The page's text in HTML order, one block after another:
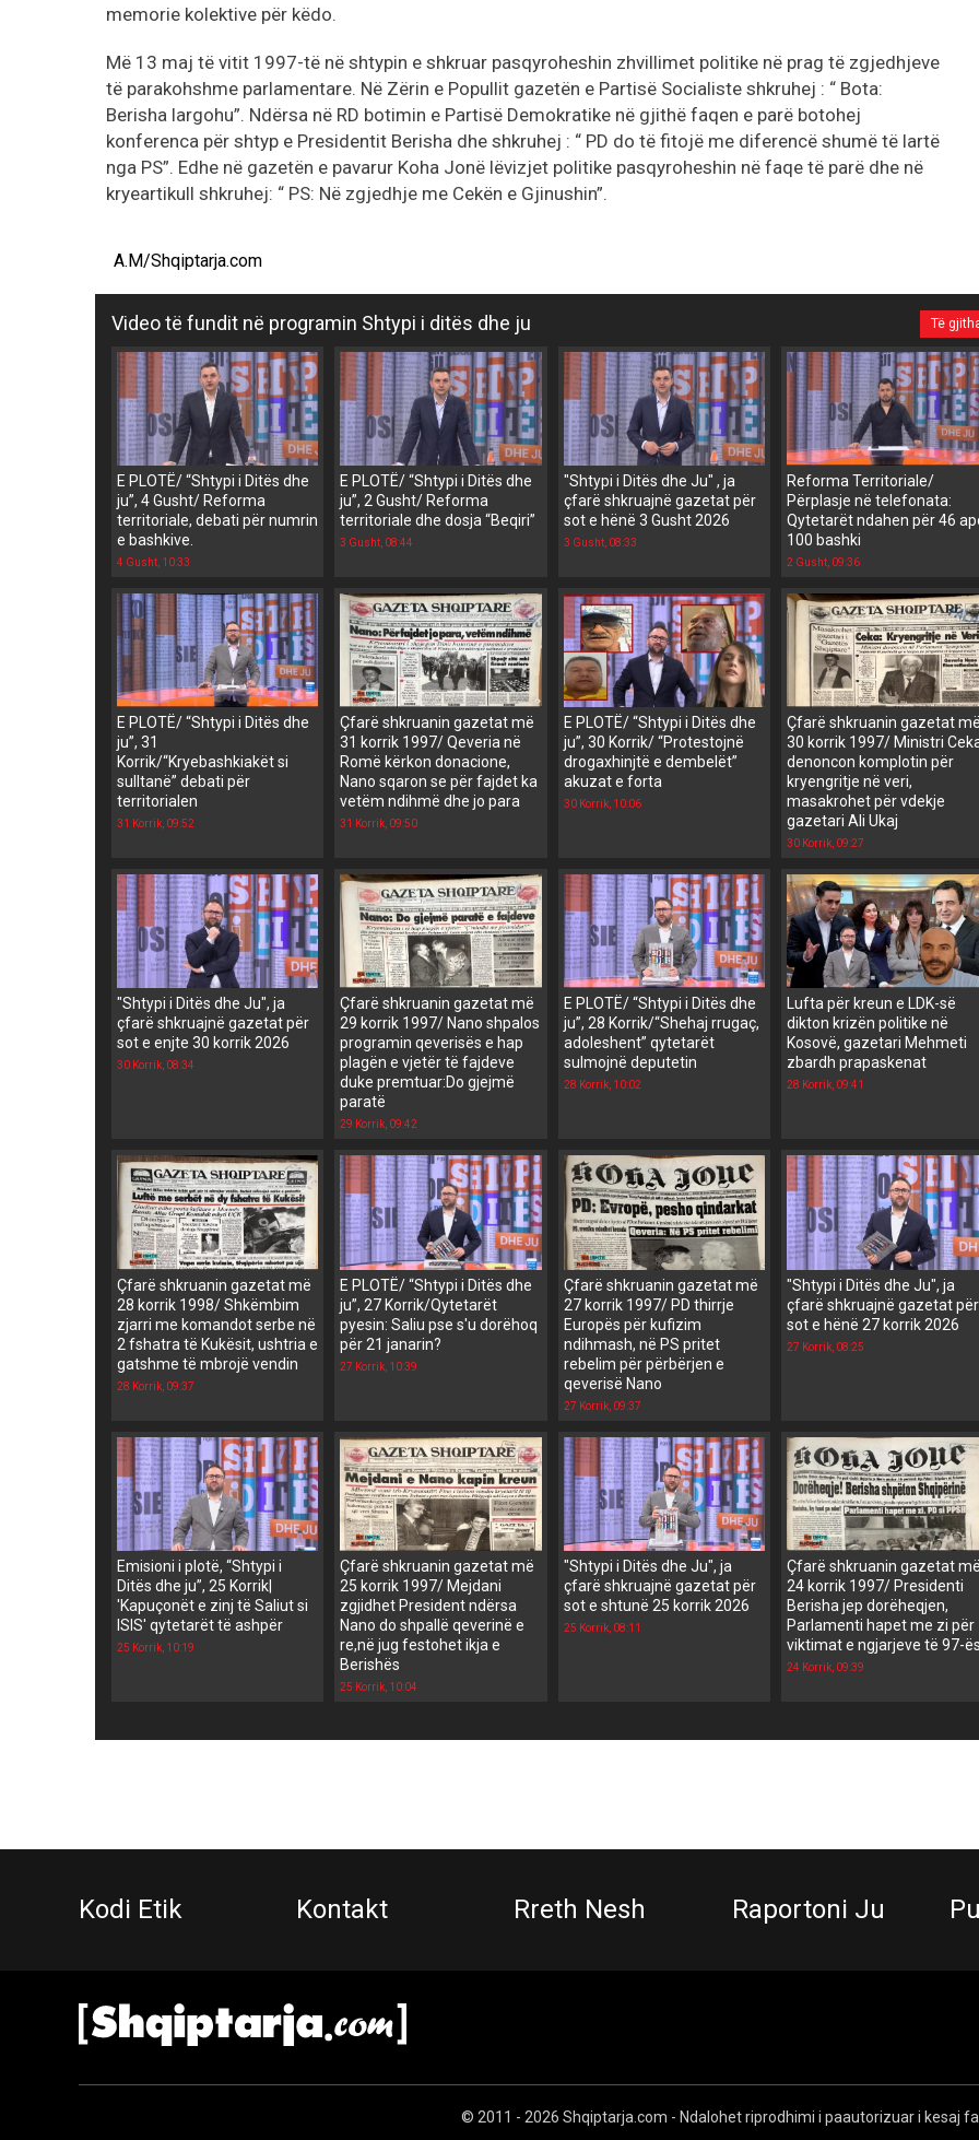
memorie kolektive për këdo.
Më 13 maj të vitit 1997-të në shtypin e shkruar pasqyroheshin zhvillimet politike në prag të zgjedhjeve
të parakohshme parlamentare. Në Zërin e Popullit gazetën e Partisë Socialiste shkruhej : “ Bota:
Berisha largohu”. Ndërsa në RD botimin e Partisë Demokratike në gjithë faqen e parë botohej
konferenca për shtyp e Presidentit Berisha dhe shkruhej : “ PD do të fitojë me diferencë shumë të lartë
nga PS”. Edhe në gazetën e pavarur Koha Jonë lëvizjet politike pasqyroheshin në faqe të parë dhe në
kryeartikull shkruhej: “ PS: Në zgjedhje me Cekën e Gjinushin”.
A.M/Shqiptarja.com
Video të fundit në programin Shtypi i ditës dhe ju Të
E PLOTË/ “Shtypi i Ditës dhe
ju”, 4 Gusht/ Reforma
territoriale, debati për numrin
e bashkive.
4 Gusht, 10:33
E PLOTË/ “Shtypi i Ditës dhe
ju”, 2 Gusht/ Reforma
territoriale dhe dosja “Beqiri”
3 Gusht, 08:44
"Shtypi i Ditës dhe Ju" , ja
çfarë shkruajnë gazetat për
sot e hënë 3 Gusht 2026
3 Gusht, 08:33
Reforma Territoriale/
Përplasje në telefonata:
Qytetarët ndahen për 46
100 bashki
2 Gusht, 09:36
E PLOTË/ “Shtypi i Ditës dhe
ju”, 31
Korrik/“Kryebashkiakët si
sulltanë” debati për
territorialen
31 Korrik, 09:52
Çfarë shkruanin gazetat më
31 korrik 1997/ Qeveria në
Romë kërkon donacione,
Nano sqaron se për fajdet ka
vetëm ndihmë dhe jo para
31 Korrik, 09:50
E PLOTË/ “Shtypi i Ditës dhe
ju”, 30 Korrik/ “Protestojnë
drogaxhinjtë e dembelët”
akuzat e forta
30 Korrik, 10:06
Çfarë shkruanin gazetat
30 korrik 1997/ Ministri
denoncon komplotin për
kryengritje në veri,
masakrohet për vdekje
gazetari Ali Ukaj
30 Korrik, 09:27
"Shtypi i Ditës dhe Ju", ja
çfarë shkruajnë gazetat për
sot e enjte 30 korrik 2026
30 Korrik, 08:34
Çfarë shkruanin gazetat më
29 korrik 1997/ Nano shpalos
programin qeverisës e hap
plagën e vjetër të fajdeve
duke premtuar:Do gjejmë
paratë
29 Korrik, 09:42
E PLOTË/ “Shtypi i Ditës dhe
ju”, 28 Korrik/“Shehaj rrugaç,
adoleshent” qytetarët
sulmojnë deputetin
28 Korrik, 10:02
Lufta për kreun e LDK-së
dikton krizën politike në
Kosovë, gazetari Mehmeti
zbardh prapaskenat
28 Korrik, 09:41
Çfarë shkruanin gazetat më
28 korrik 1998/ Shkëmbim
zjarri me komandot serbe në
2 fshatra të Kukësit, ushtria e
gatshme të mbrojë vendin
28 Korrik, 09:37
E PLOTË/ “Shtypi i Ditës dhe
ju”, 27 Korrik/Qytetarët
pyesin: Saliu pse s'u dorëhoq
për 21 janarin?
27 Korrik, 10:39
Çfarë shkruanin gazetat më
27 korrik 1997/ PD thirrje
Europës për kufizim
ndihmash, në PS pritet
rebelim për përbërjen e
qeverisë Nano
27 Korrik, 09:37
"Shtypi i Ditës dhe Ju", ja
çfarë shkruajnë gazetat për
sot e hënë 27 korrik 2026
27 Korrik, 08:25
Emisioni i plotë, “Shtypi i
Ditës dhe ju”, 25 Korrik|
'Kapuçonët e zinj të Saliut si
ISIS' qytetarët të ashpër
25 Korrik, 10:19
Çfarë shkruanin gazetat më
25 korrik 1997/ Mejdani
zgjidhet President ndërsa
Nano do shpallë qeverinë e
re,në jug festohet ikja e
Berishës
25 Korrik, 10:04
"Shtypi i Ditës dhe Ju", ja
çfarë shkruajnë gazetat për
sot e shtunë 25 korrik 2026
25 Korrik, 08:11
Çfarë shkruanin gazetat
24 korrik 1997/ Presidenti
Berisha jep dorëheqjen,
Parlamenti hapet me zi për
viktimat e ngjarjeve të 97-
24 Korrik, 09:39
Kodi Etik Kontakt Rreth Nesh Raportoni Ju
© 2011 - 2026 Shqiptarja.com - Ndalohet riprodhimi i paautorizuar i kesaj